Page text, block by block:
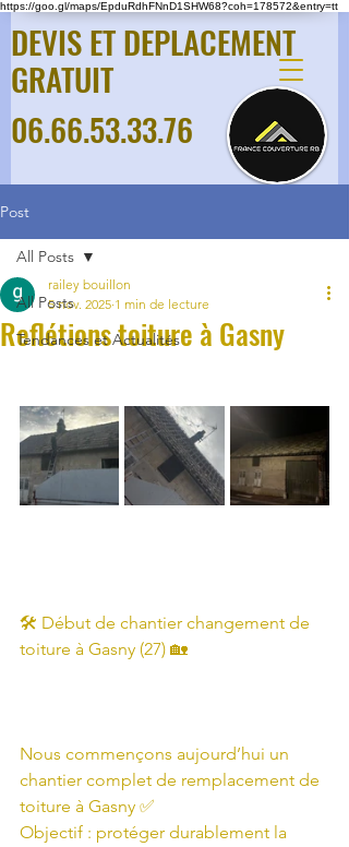
https://goo.gl/maps/EpduRdhFNnD1SHW68?coh=178572&entry=tt
DEVIS ET DEPLACEMENT
GRATUIT
06.66.53.33.76
Post
All Posts
Tendances et Actualités
All Posts
Reflétions toiture à Gasny
railey bouillon
5 nov. 2025 1 min de lecture
🛠️ Début de chantier changement de
toiture à Gasny (27) 🏡
Nous commençons aujourd’hui un
chantier complet de remplacement de
toiture à Gasny ✅
Objectif : protéger durablement la